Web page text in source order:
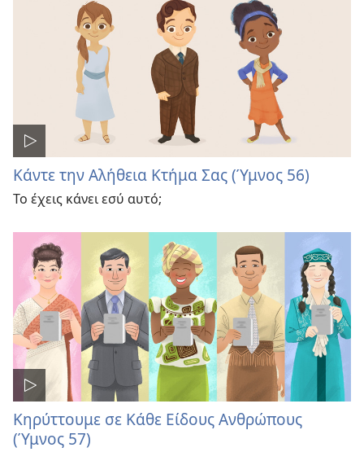
Κάντε την Αλήθεια Κτήμα Σας (Ύμνος 56)
Το έχεις κάνει εσύ αυτό;
Κηρύττουμε σε Κάθε Είδους Ανθρώπους
(Ύμνος 57)